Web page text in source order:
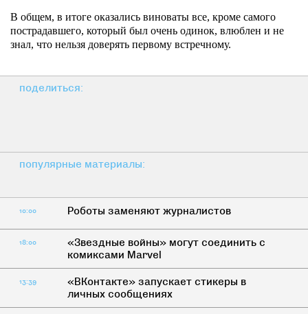
В общем, в итоге оказались виноваты все, кроме самого
пострадавшего, который был очень одинок, влюблен и не
знал, что нельзя доверять первому встречному.
поделиться:
популярные материалы:
10:00 Роботы заменяют журналистов
18:00
«Звездные войны» могут соединить с
комиксами Marvel
13:39
«ВКонтакте» запускает стикеры в
личных сообщениях